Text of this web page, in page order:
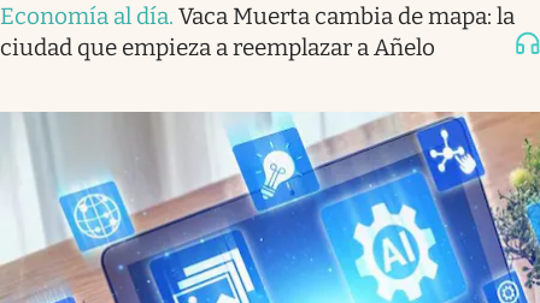
Economía al día. Vaca Muerta cambia de mapa: la
ciudad que empieza a reemplazar a Añelo